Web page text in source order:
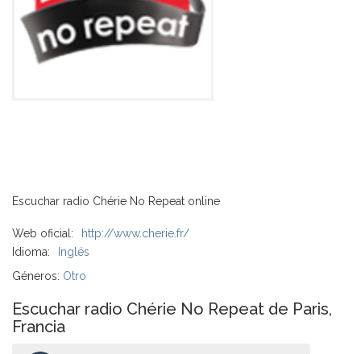
Escuchar radio Chérie No Repeat online
Web oficial:
http://www.cherie.fr/
Idioma:
Inglés
Géneros: Otro
Escuchar radio Chérie No Repeat de Paris,
Francia